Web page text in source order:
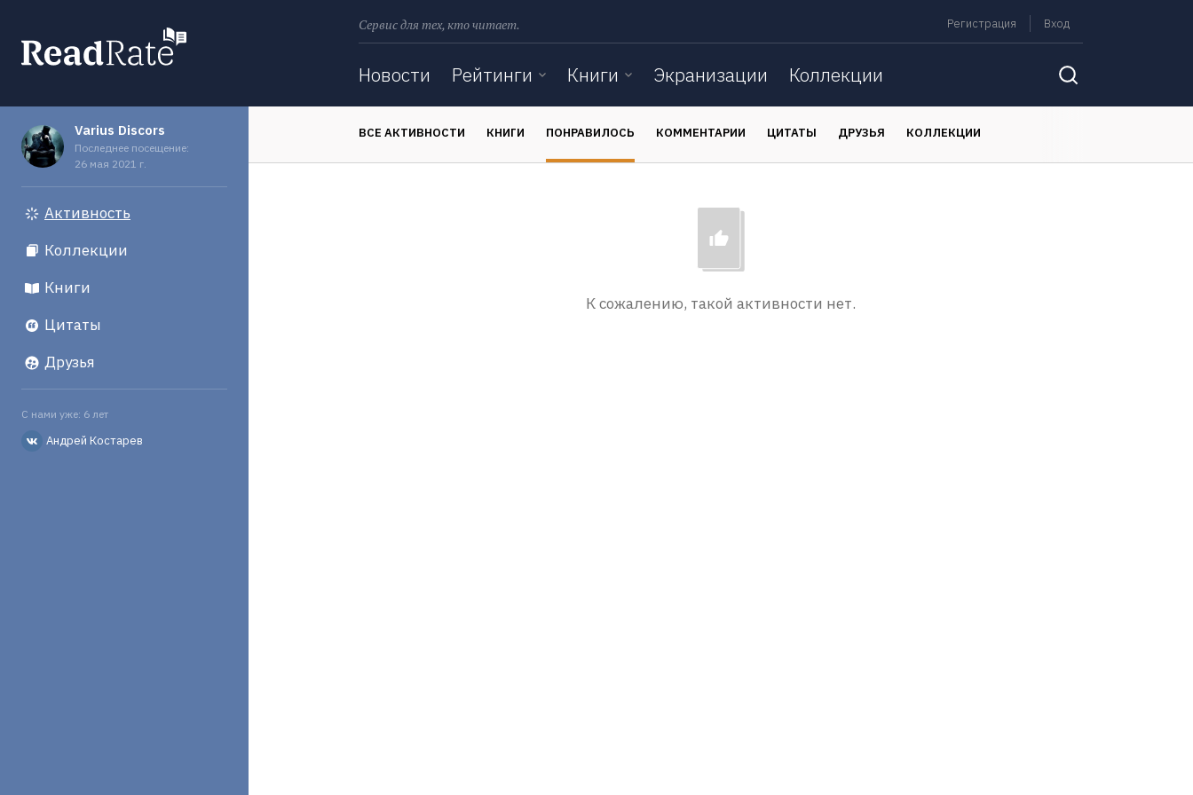
Сервис для тех, кто читает. Регистрация Вход
Новости Рейтинги Книги Экранизации Коллекции
Varius Discors
Последнее посещение:
26 мая 2021 г.
Активность
Коллекции
Книги
Цитаты
Друзья
С нами уже: 6 лет
Андрей Костарев
ВСЕ АКТИВНОСТИ КНИГИ ПОНРАВИЛОСЬ КОММЕНТАРИИ ЦИТАТЫ ДРУЗЬЯ КОЛЛЕКЦИИ
К сожалению, такой активности нет.